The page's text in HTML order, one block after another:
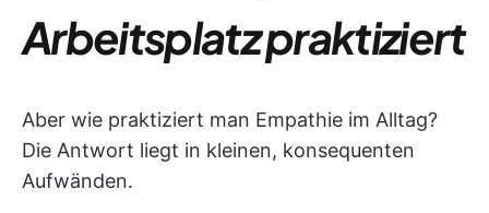
Arbeitsplatz praktiziert
Aber wie praktiziert man Empathie im Alltag?
Die Antwort liegt in kleinen, konsequenten
Aufwänden.